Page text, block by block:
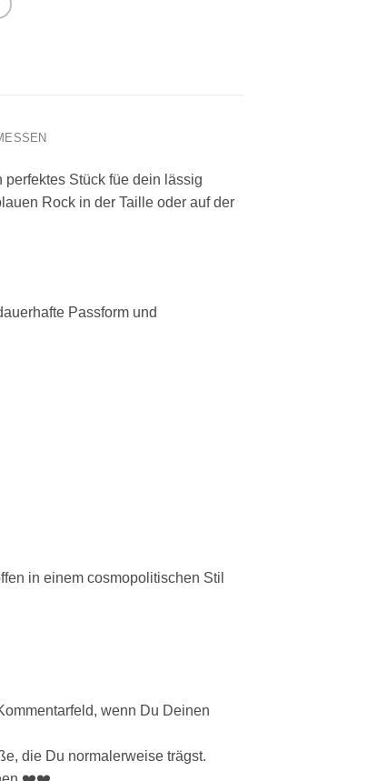
Stück füe dein lässig
Rock in der Taille oder auf der
Passform und
in einem cosmopolitischen Stil
wenn Du Deinen
die Du normalerweise trägst.